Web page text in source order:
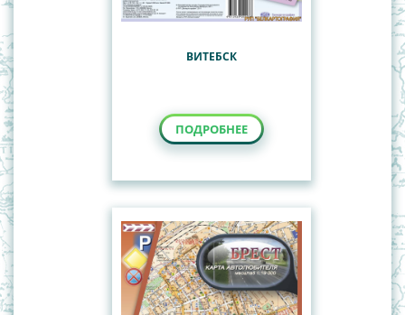
ВИТЕБСК
ПОДРОБНЕЕ